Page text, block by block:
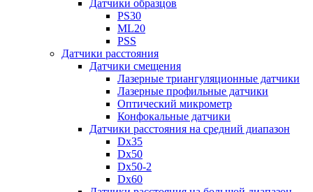
Датчики образцов
PS30
ML20
PSS
Датчики расстояния
Датчики смещения
Лазерные триангуляционные датчики
Лазерные профильные датчики
Оптический микрометр
Конфокальные датчики
Датчики расстояния на средний диапазон
Dx35
Dx50
Dx50-2
Dx60